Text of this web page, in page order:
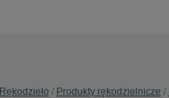
Rękodzieło Produkty rękodzielnicze